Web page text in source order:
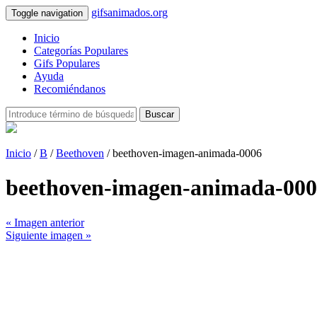
Toggle navigation gifsanimados.org
Inicio
Categorías Populares
Gifs Populares
Ayuda
Recomiéndanos
Buscar
Inicio /B /Beethoven / beethoven-imagen-animada-0006
beethoven-imagen-animada-
« Imagen anterior
Siguiente imagen »